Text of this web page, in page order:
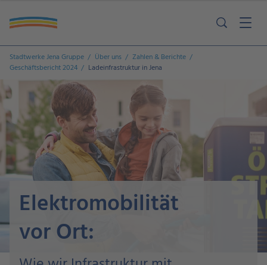
Stadtwerke Jena Gruppe Über uns
Zahlen & Berichte
Geschäftsbericht 2024
Ladeinfrastruktur in Jena
Elektromobilität
vor Ort: